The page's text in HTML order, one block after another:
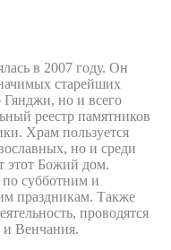
в 2007 году. Он
старейших
Гянджи, но и всего
реестр памятников
Храм пользуется
но и среди
этот Божий дом.
субботним и
праздникам. Также
проводятся
и Венчания.